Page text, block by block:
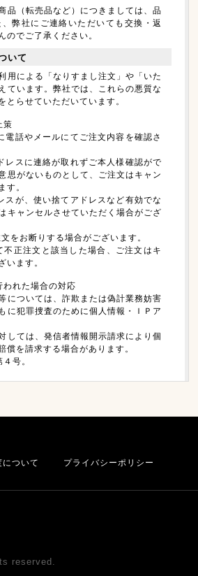
品（転売品など）につきましては、品
弊社にご連絡いただいても交換・返
でご了承ください。
いて
用による「なりすまし注文」や「いた
ています。弊社では、これらの悪質な
らせていただいています。
策
話やメールにてご注文内容を確認さ
スに連絡が取れずご本人様確認がで
思がないものとして、ご注文はキャン
。
が、使い捨てアドレスなど有効でな
キャンセルさせていただく場合がござ
をお断りする場合がございます。
正注文と該当した場合、ご注文はキ
ます。
れた場合の対応
については、詐欺または偽計業務妨害
に犯罪捜査のために個人情報・ＩＰア
しては、発信者情報開示請求により個
償を請求する場合があります。
号。
ついて プライバシーポリシー
reserved.